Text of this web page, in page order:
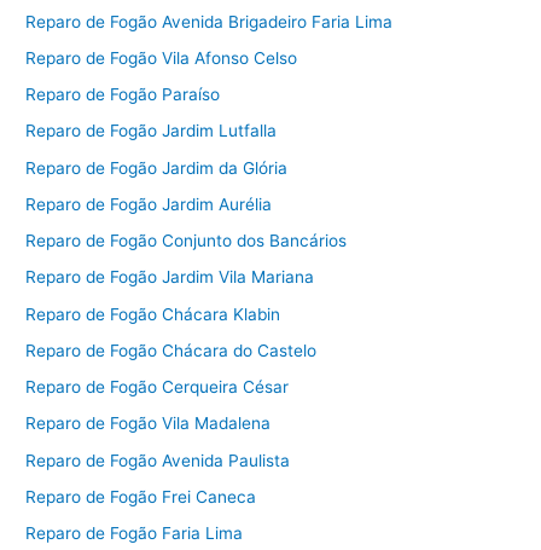
Reparo de Fogão Avenida Brigadeiro Faria Lima
Reparo de Fogão Vila Afonso Celso
Reparo de Fogão Paraíso
Reparo de Fogão Jardim Lutfalla
Reparo de Fogão Jardim da Glória
Reparo de Fogão Jardim Aurélia
Reparo de Fogão Conjunto dos Bancários
Reparo de Fogão Jardim Vila Mariana
Reparo de Fogão Chácara Klabin
Reparo de Fogão Chácara do Castelo
Reparo de Fogão Cerqueira César
Reparo de Fogão Vila Madalena
Reparo de Fogão Avenida Paulista
Reparo de Fogão Frei Caneca
Reparo de Fogão Faria Lima